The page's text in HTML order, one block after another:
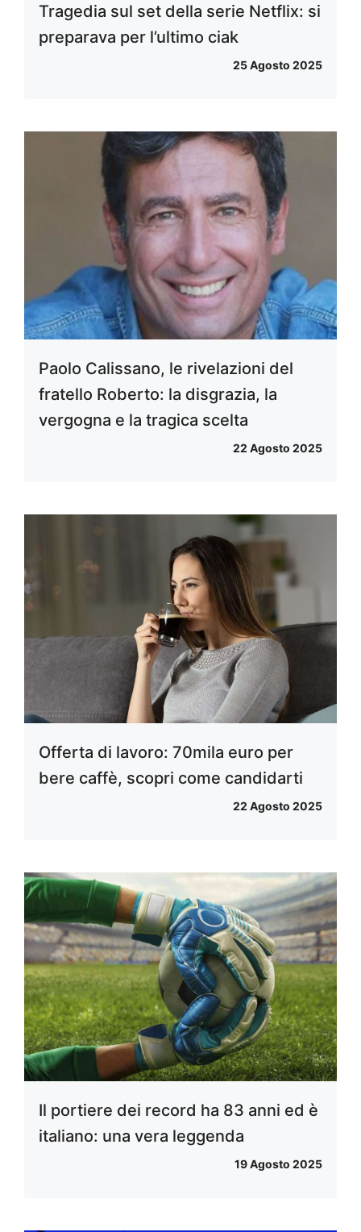
Tragedia sul set della serie Netflix: si
preparava per l’ultimo ciak
25 Agosto 2025
Paolo Calissano, le rivelazioni del
fratello Roberto: la disgrazia, la
vergogna e la tragica scelta
22 Agosto 2025
Offerta di lavoro: 70mila euro per
bere caffè, scopri come candidarti
22 Agosto 2025
Il portiere dei record ha 83 anni ed è
italiano: una vera leggenda
19 Agosto 2025